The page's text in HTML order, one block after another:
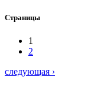
Страницы
1
2
следующая ›